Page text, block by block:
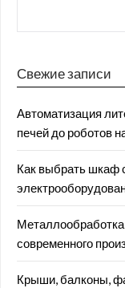
Свежие записи
Автоматизация
печей до роботов
Как выбрать шкаф
Металлообработка
современного
Крыши, балконы,